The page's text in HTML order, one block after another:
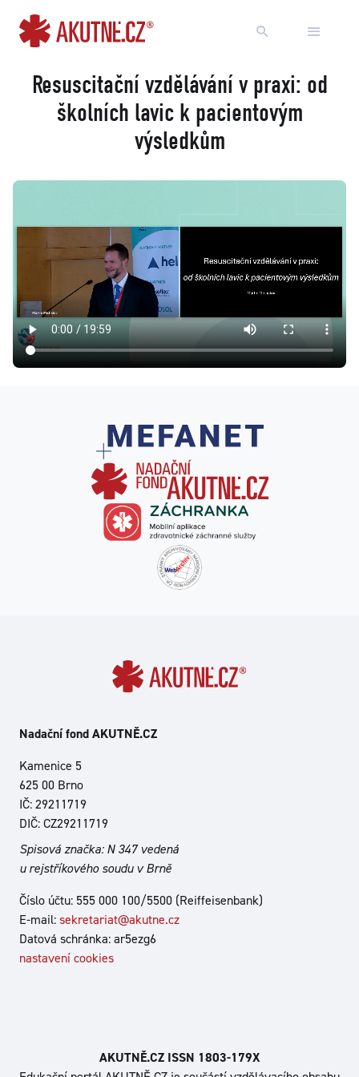
Resuscitační vzdělávání v praxi: od
školních lavic k pacientovým
výsledkům
Nadační fond AKUTNĚ.CZ
Kamenice 5
625 00 Brno
IČ: 29211719
DIČ: CZ29211719
Spisová značka: N 347 vedená
u rejstříkového soudu v Brně
Číslo účtu: 555 000 100/5500 (Reiffeisenbank)
E-mail:sekretariat@akutne.cz
Datová schránka: ar5ezg6
nastavení cookies
AKUTNĚ.CZ ISSN 1803‑179X